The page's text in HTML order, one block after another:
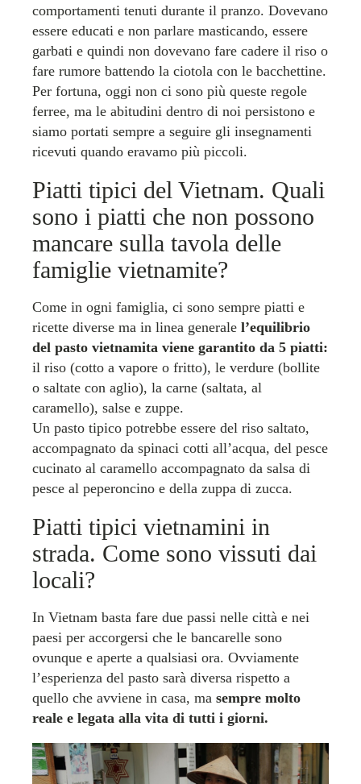
comportamenti tenuti durante il pranzo. Dovevano
essere educati e non parlare masticando, essere
garbati e quindi non dovevano fare cadere il riso o
fare rumore battendo la ciotola con le bacchettine.
Per fortuna, oggi non ci sono più queste regole
ferree, ma le abitudini dentro di noi persistono e
siamo portati sempre a seguire gli insegnamenti
ricevuti quando eravamo più piccoli.
Piatti tipici del Vietnam. Quali
sono i piatti che non possono
mancare sulla tavola delle
famiglie vietnamite?
Come in ogni famiglia, ci sono sempre piatti e
ricette diverse ma in linea generale l’equilibrio
del pasto vietnamita viene garantito da 5 piatti:
il riso (cotto a vapore o fritto), le verdure (bollite
o saltate con aglio), la carne (saltata, al
caramello), salse e zuppe.
Un pasto tipico potrebbe essere del riso saltato,
accompagnato da spinaci cotti all’acqua, del pesce
cucinato al caramello accompagnato da salsa di
pesce al peperoncino e della zuppa di zucca.
Piatti tipici vietnamini in
strada. Come sono vissuti dai
locali?
In Vietnam basta fare due passi nelle città e nei
paesi per accorgersi che le bancarelle sono
ovunque e aperte a qualsiasi ora. Ovviamente
l’esperienza del pasto sarà diversa rispetto a
quello che avviene in casa, ma sempre molto
reale e legata alla vita di tutti i giorni.